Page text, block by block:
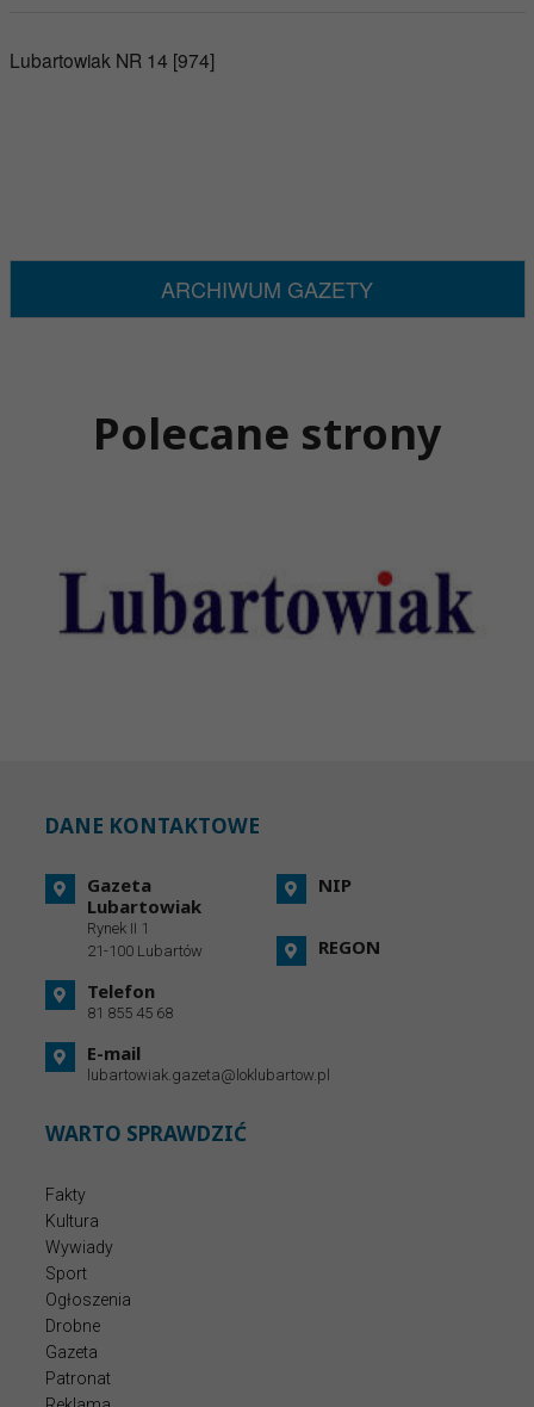
Lubartowiak NR 14 [974]
ARCHIWUM GAZETY
Polecane strony
DANE KONTAKTOWE
Gazeta
Lubartowiak
Rynek II 1
21-100 Lubartów
Telefon
81 855 45 68
E-mail
lubartowiak.gazeta@loklubartow.pl
NIP
REGON
WARTO SPRAWDZIĆ
Fakty
Kultura
Wywiady
Sport
Ogłoszenia
Drobne
Gazeta
Patronat